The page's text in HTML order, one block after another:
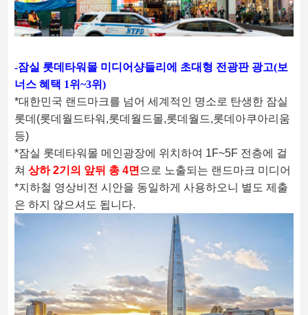
-잠실 롯데타워몰 미디어샹들리에 초대형 전광판 광고(보
너스 혜택 1위~3위)
*대한민국 랜드마크를 넘어 세계적인 명소로 탄생한 잠실
롯데(롯데월드타워,롯데월드몰,롯데월드,롯데아쿠아리움
등)
*잠실 롯데타워몰 메인광장에 위치하여 1F~5F 전층에 걸
쳐 상하 2기의 앞뒤 총 4면 으로 노출되는 랜드마크 미디어
*지하철 영상비전 시안을 동일하게 사용하오니 별도 제출
은 하지 않으셔도 됩니다.